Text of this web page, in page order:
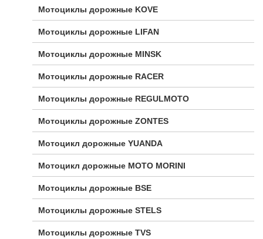
Мотоциклы дорожные KOVE
Мотоциклы дорожные LIFAN
Мотоциклы дорожные MINSK
Мотоциклы дорожные RACER
Мотоциклы дорожные REGULMOTO
Мотоциклы дорожные ZONTES
Мотоцикл дорожные YUANDA
Мотоцикл дорожные МОТО MORINI
Мотоциклы дорожные BSE
Мотоциклы дорожные STELS
Мотоциклы дорожные TVS